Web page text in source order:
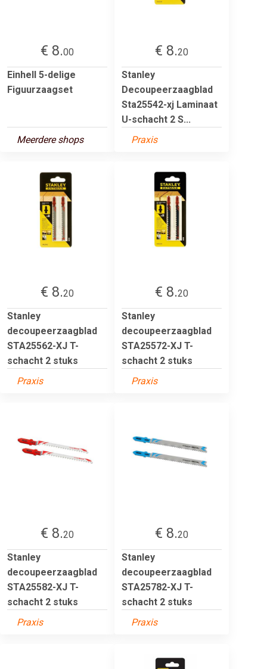
€ 8.00
Einhell 5-delige
Figuurzaagset
Meerdere shops
€ 8.20
Stanley
Decoupeerzaagblad
Sta25542-xj Laminaat
U-schacht 2 S...
Praxis
€ 8.20
Stanley
decoupeerzaagblad
STA25562-XJ T-
schacht 2 stuks
Praxis
€ 8.20
Stanley
decoupeerzaagblad
STA25572-XJ T-
schacht 2 stuks
Praxis
€ 8.20
Stanley
decoupeerzaagblad
STA25582-XJ T-
schacht 2 stuks
Praxis
€ 8.20
Stanley
decoupeerzaagblad
STA25782-XJ T-
schacht 2 stuks
Praxis